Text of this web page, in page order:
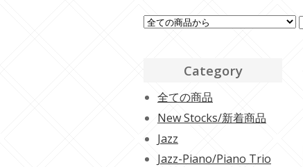
Category
全ての商品
New Stocks/新着商品
Jazz
Jazz-Piano/Piano Trio